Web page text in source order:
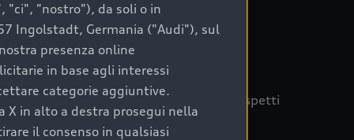
sicuro, è essenziale considerare aspetti
Prima Scelta :plus
"ci", "nostro"), da soli o in
Ingolstadt, Germania ("Audi"), sul
presenza online
in base agli interessi
categorie aggiuntive.
in alto a destra prosegui nella
il consenso in qualsiasi